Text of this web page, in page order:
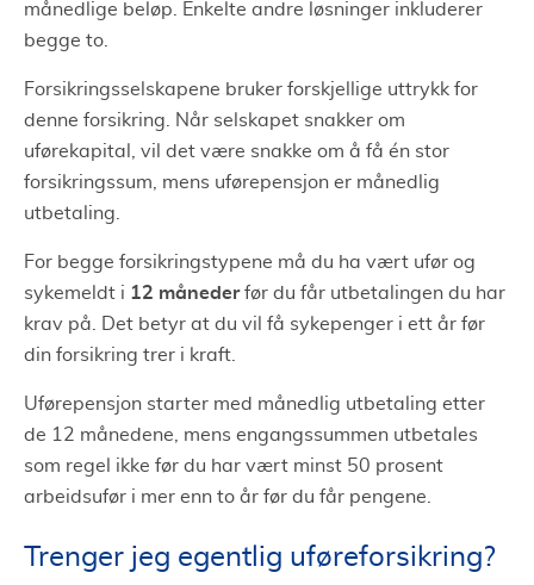
månedlige beløp. Enkelte andre løsninger inkluderer
begge to.
Forsikringsselskapene bruker forskjellige uttrykk for
denne forsikring. Når selskapet snakker om
uførekapital, vil det være snakke om å få én stor
forsikringssum, mens uførepensjon er månedlig
utbetaling.
For begge forsikringstypene må du ha vært ufør og
sykemeldt i 12 månederfør du får utbetalingen du har
krav på. Det betyr at du vil få sykepenger i ett år før
din forsikring trer i kraft.
Uførepensjon starter med månedlig utbetaling etter
de 12 månedene, mens engangssummen utbetales
som regel ikke før du har vært minst 50 prosent
arbeidsufør i mer enn to år før du får pengene.
Trenger jeg egentlig uføreforsikring?